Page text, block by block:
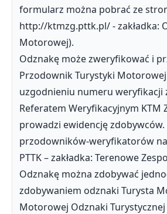
formularz można pobrać ze
http://ktmzg.pttk.pl/ - zakładka:
Motorowej).
Odznakę może zweryfikować i
Przodownik Turystyki Motorowej
uzgodnieniu numeru weryfikacji
Referatem Weryfikacyjnym KTM
prowadzi ewidencję
przodowników-weryfikatorów
PTTK – zakładka: Terenowe
Odznakę można zdobywać
zdobywaniem odznaki Turysta
Motorowej Odznaki